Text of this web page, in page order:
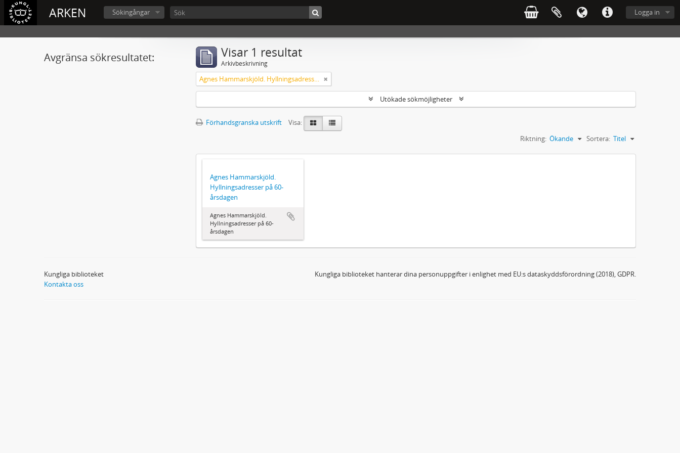
ARKEN Logga in
Sökingångar
Avgränsa sökresultatet: Visar 1 resultat
Arkivbeskrivning
Agnes Hammarskjöld. Hyllningsadresser på 60-årsdagen
Utökade sökmöjligheter
Förhandsgranska utskrift
Visa:
Sortera: Titel
Riktning: Ökande
Agnes Hammarskjöld.
Hyllningsadresser på 60-
årsdagen
Agnes Hammarskjöld.
Hyllningsadresser på 60-
årsdagen
Kungliga biblioteket
Kontakta oss
Kungliga biblioteket hanterar dina personuppgifter i enlighet med EU:s dataskyddsförordning (2018), GDPR.